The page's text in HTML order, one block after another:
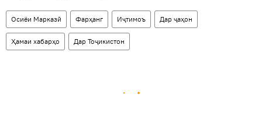
Осиёи Марказӣ Фарҳанг Иҷтимоъ Дар ҷаҳон
Ҳамаи хабарҳо Дар Тоҷикистон